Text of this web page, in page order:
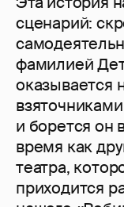
сценарий:
фамилией
и борется он
время как
театра,
приходится